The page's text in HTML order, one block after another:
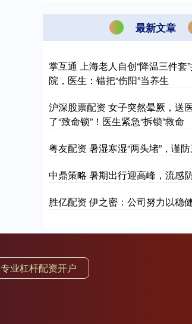
最新文章
掌互通 上海老人自创“降温三件套
院，医生：错把“伤阳”当养生
沪深股票配资 女子突然晕厥，送
了“致命锁”！医生紧急“拆锁”救命
粤友配资 暑湿寒湿“两头堵”，谨
中鼎策略 暑期出行迎高峰，流感
胜亿配资 伊之密：公司努力以稳
专业杠杆配资开户